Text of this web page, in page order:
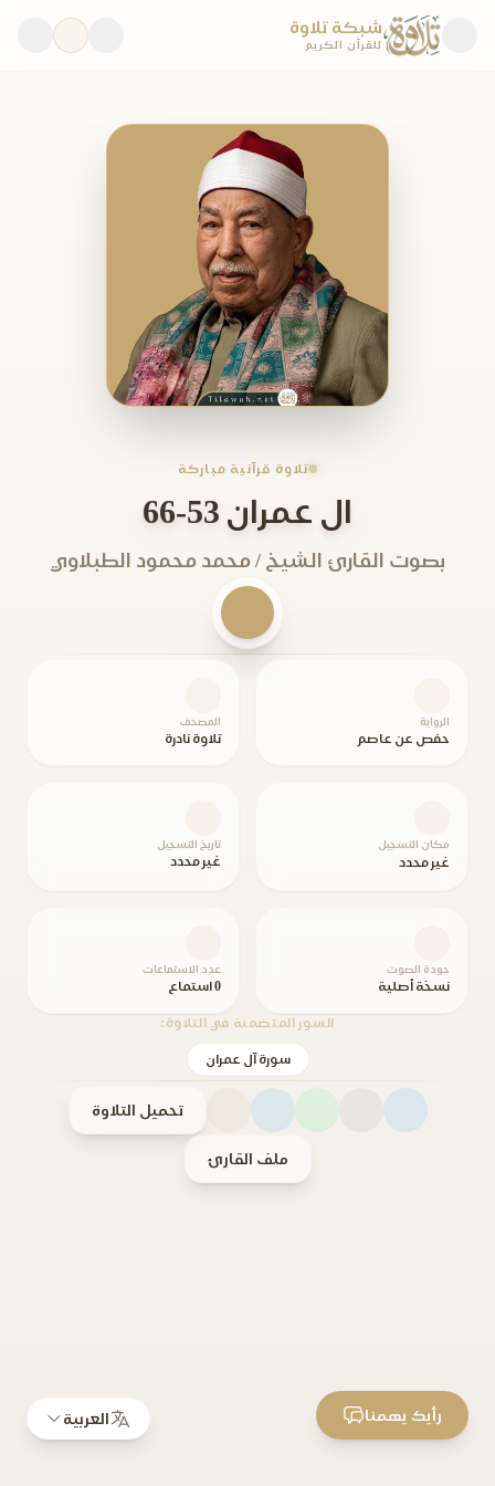
شبكة تلاوة
للقرآن الكريم
تلاوة قرآنية مباركة
ال عمران 53-66
بصوت القارئ الشيخ / محمد محمود الطبلاوي
الرواية
حفص عن عاصم
المصحف
تلاوة نادرة
مكان التسجيل
غير محدد
تاريخ التسجيل
غير محدد
جودة الصوت
نسخة أصلية
عدد الاستماعات
0 استماع
السور المتضمنة في التلاوة:
سورة آل عمران
تحميل التلاوة
ملف القارئ
العربية رأيك يهمنا